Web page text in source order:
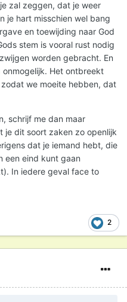
zal zeggen, dat je weer
je hart misschien wel bang
en toewijding naar God
stem is vooral rust nodig
worden gebracht. En
Het ontbreekt
we moeite hebben, dat
schrijf me dan maar
dit soort zaken zo openlijk
dat je iemand hebt, die
een eind kunt gaan
In iedere geval face to
2